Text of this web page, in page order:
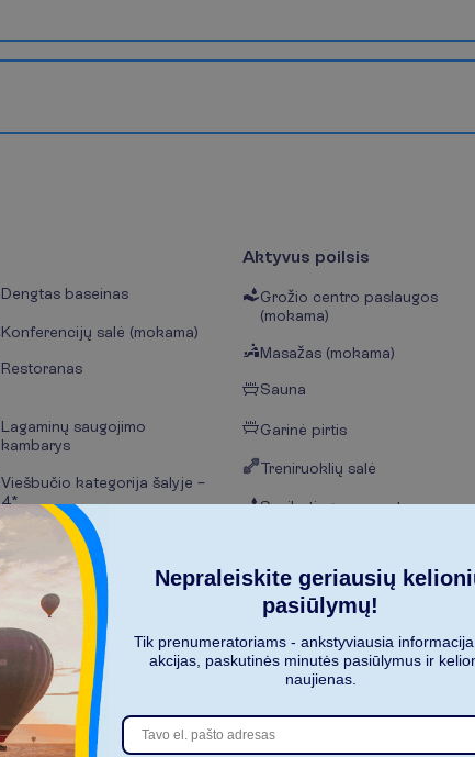
Dengtas baseinas
Konferencijų salė (mokama)
Restoranas
Lagaminų saugojimo
kambarys
Viešbučio kategorija šalyje –
4*
Bevielis internetas
Aktyvus poilsis
Grožio centro paslaugos
(mokama)
Masažas (mokama)
Sauna
Garinė pirtis
Treniruoklių salė
Sveikatingumo centro
Nepraleiskite geriausių
pasiūlymų!
Tik prenumeratoriams - ankstyviausia
akcijas, paskutinės minutės pasiūlymus ir
naujienas.